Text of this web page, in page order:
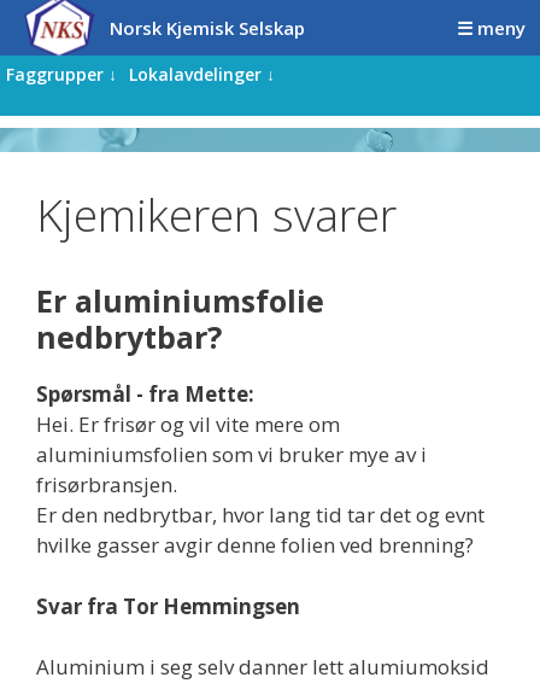
Hopp
innhold
Hopp
innhold
Norsk Kjemisk Selskap ☰ meny
Faggrupper ↓ Lokalavdelinger ↓
Kjemikeren svarer
Er aluminiumsfolie
nedbrytbar?
Spørsmål - fra Mette:
Hei. Er frisør og vil vite mere om
aluminiumsfolien som vi bruker mye av i
frisørbransjen.
Er den nedbrytbar, hvor lang tid tar det og evnt
hvilke gasser avgir denne folien ved brenning?
Svar fra Tor Hemmingsen
Aluminium i seg selv danner lett alumiumoksid